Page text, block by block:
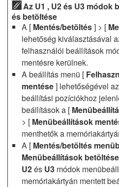
Az U1 , U2 és U3 módok
és betöltése
A [ Mentés/betöltés] > [
lehetőség kiválasztásával
felhasználói beállítások
mentésre kerülnek.
A beállítás menü [
mentése] lehetőségével
beállítási pozíciókhoz
beállítások a [
> [ Menübeállítások
menthetők a
A [ Mentés/betöltés
Menübeállítások betöltése
U2és U3 módok
memóriakártyán mentett